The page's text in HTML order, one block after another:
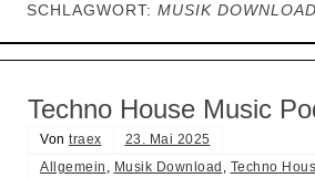
SCHLAGWORT: MUSIK DOWNLOAD
Techno House Music
Von traex
23. Mai 2025
Allgemein , Musik Download , Techno